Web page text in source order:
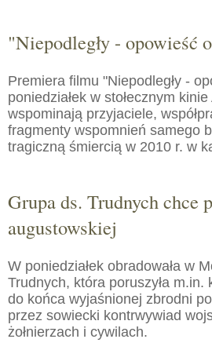
"Niepodległy - opowieść
Premiera filmu "Niepodległy -
poniedziałek w stołecznym
wspominają przyjaciele,
fragmenty wspomnień samego
tragiczną śmiercią w 2010 r. w
Grupa ds. Trudnych chce
augustowskiej
W poniedziałek obradowała w
Trudnych, która poruszyła
do końca wyjaśnionej zbrodni
przez sowiecki kontrwywiad
żołnierzach i cywilach.